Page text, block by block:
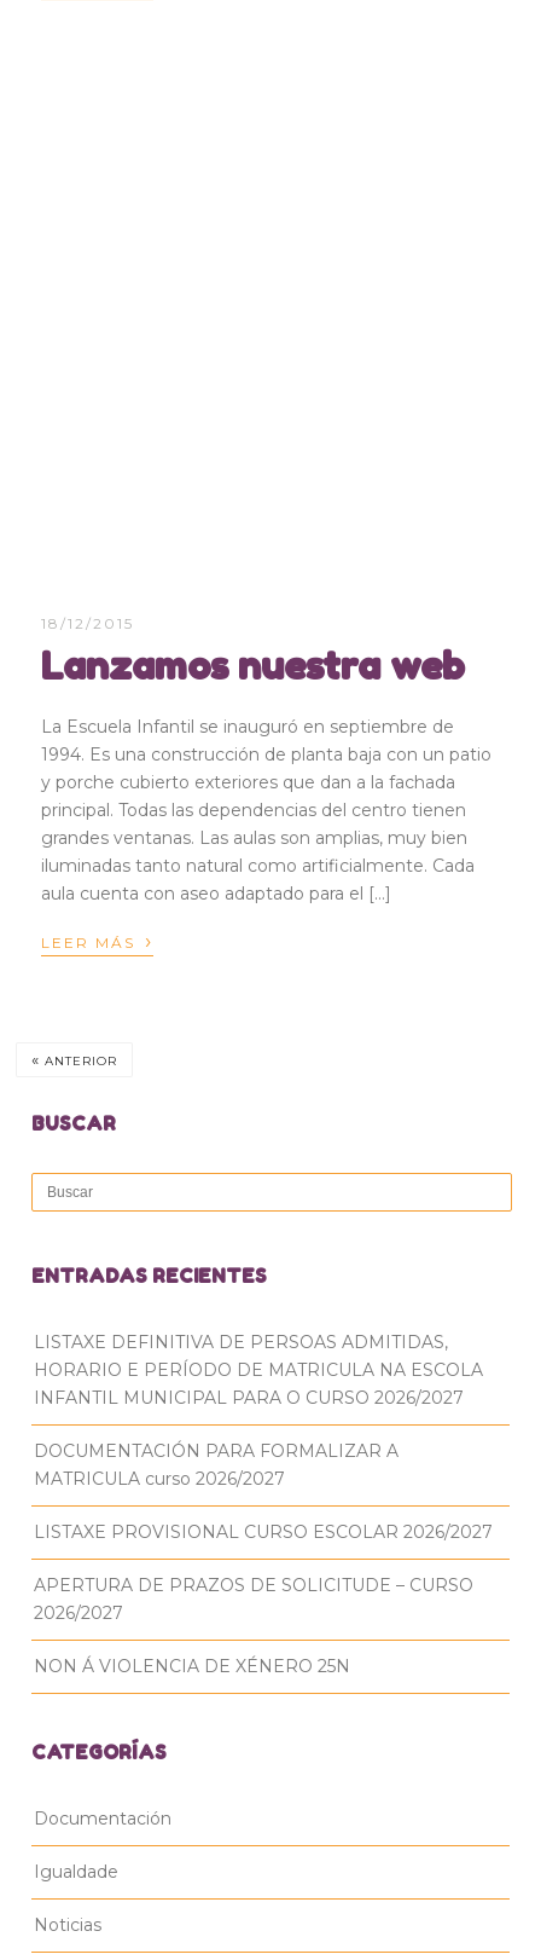
18/12/2015
Lanzamos nuestra web
La Escuela Infantil se inauguró en septiembre de
1994. Es una construcción de planta baja con un patio
y porche cubierto exteriores que dan a la fachada
principal. Todas las dependencias del centro tienen
grandes ventanas. Las aulas son amplias, muy bien
iluminadas tanto natural como artificialmente. Cada
aula cuenta con aseo adaptado para el […]
LEER MÁS ›
« ANTERIOR
BUSCAR
ENTRADAS RECIENTES
LISTAXE DEFINITIVA DE PERSOAS ADMITIDAS,
HORARIO E PERÍODO DE MATRICULA NA ESCOLA
INFANTIL MUNICIPAL PARA O CURSO 2026/2027
DOCUMENTACIÓN PARA FORMALIZAR A
MATRICULA curso 2026/2027
LISTAXE PROVISIONAL CURSO ESCOLAR 2026/2027
APERTURA DE PRAZOS DE SOLICITUDE – CURSO
2026/2027
NON Á VIOLENCIA DE XÉNERO 25N
CATEGORÍAS
Documentación
Igualdade
Noticias